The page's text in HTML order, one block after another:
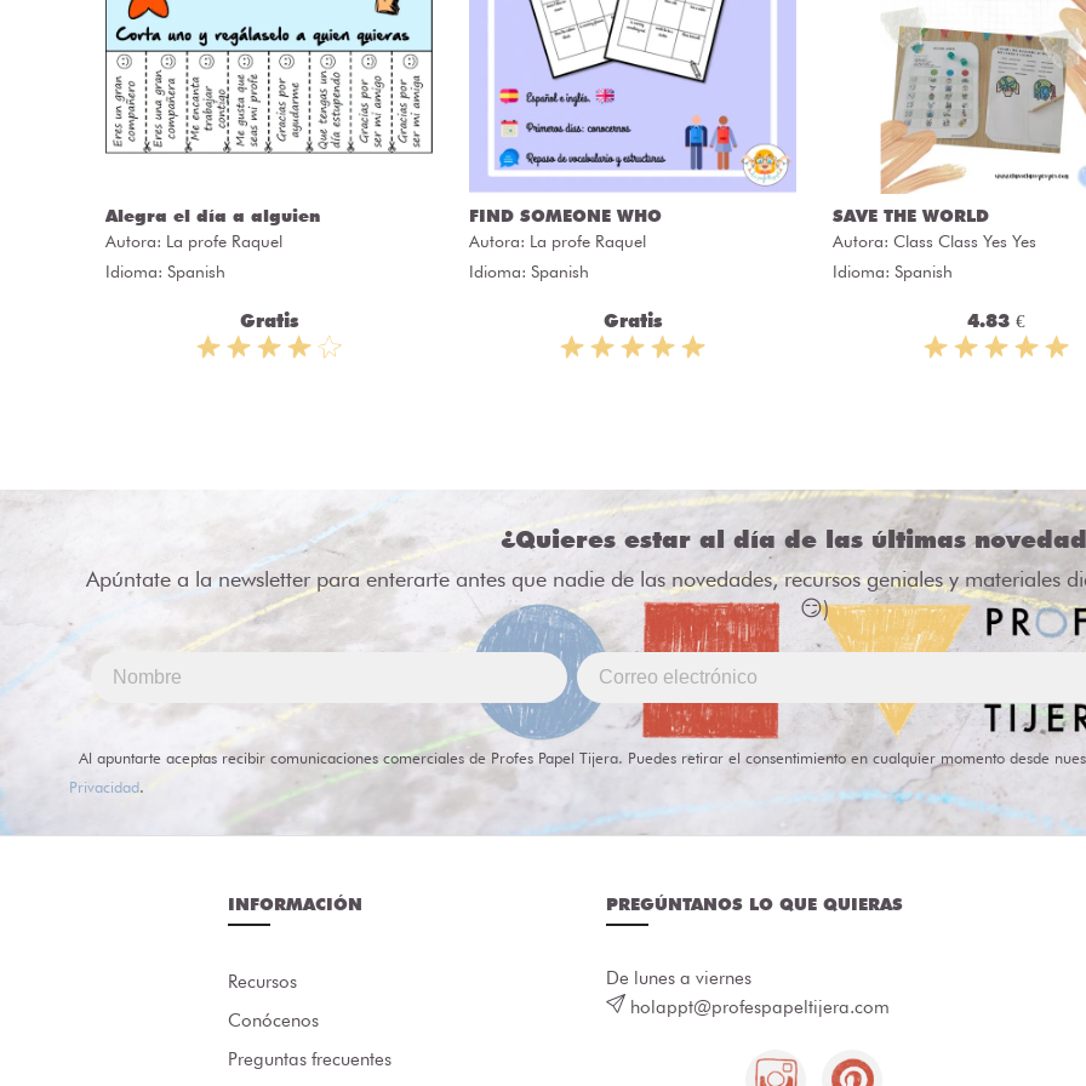
Alegra el día a alguien
Autora: La profe Raquel
Idioma: Spanish
Gratis
FIND SOMEONE WHO
Autora: La profe Raquel
Idioma: Spanish
Gratis
SAVE THE WORLD
Autora: Class Class Yes Yes
Idioma: Spanish
4.83 €
¿Quieres estar al día de las últimas
Apúntate a la newsletter para enterarte antes que nadie de las novedades, recursos geniales y materiales
😏)
Al apuntarte aceptas recibir comunicaciones comerciales de Profes Papel Tijera. Puedes retirar el consentimiento en cualquier momento desde
Privacidad.
INFORMACIÓN
Recursos
Conócenos
Preguntas frecuentes
PREGÚNTANOS LO QUE QUIERAS
De lunes a viernes
holappt@profespapeltijera.com